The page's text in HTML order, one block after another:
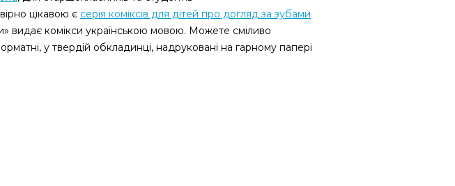
цікавою є серія коміксів для дітей про догляд за зубами
видає комікси українською мовою. Можете сміливо
у твердій обкладинці, надруковані на гарному папері